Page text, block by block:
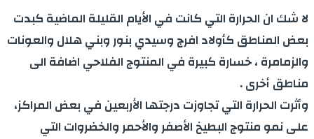
Share
لا شك ان الحرارة التي كانت في الأيام القليلة الماضية كبدت
بعض المناطق كأولاد افرج وسيدي بنور وبني هلال والعونات
والزمامرة ، خسارة كبيرة في المنتوج الفلاحي اضافة الى
مناطق أخرى .
وأثرت الحرارة التي تجاوزت درجتها الأربعين في بعض المراكز،
على نمو منتوج البطيخ الأصفر والأحمر والخضروات التي